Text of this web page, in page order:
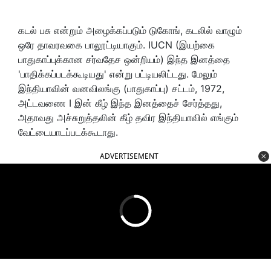
கடல் பசு என்றும் அழைக்கப்படும் டுகோங், கடலில் வாழும்
ஒரே தாவரவகை பாலூட்டியாகும். IUCN (இயற்கை
பாதுகாப்புக்கான சர்வதேச ஒன்றியம்) இந்த இனத்தை
'பாதிக்கப்படக்கூடியது' என்று பட்டியலிட்டது. மேலும்
இந்தியாவின் வனவிலங்கு (பாதுகாப்பு) சட்டம், 1972,
அட்டவணை I இன் கீழ் இந்த இனத்தைச் சேர்த்தது,
அதாவது அச்சுறுத்தலின் கீழ் தவிர இந்தியாவில் எங்கும்
வேட்டையாடப்படக்கூடாது.
ADVERTISEMENT